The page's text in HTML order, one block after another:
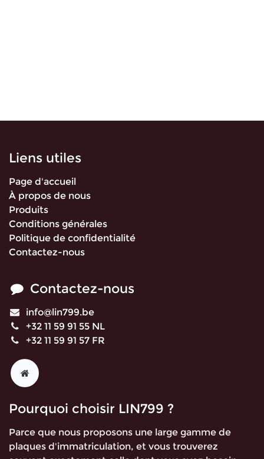
Liens utiles
Page d'accueil
À propos de nous
Produits
Conditions générales
Politique de confidentialité
Contactez-nous
Contactez-nous
info@lin799.be
+32 11 59 91 55 NL
+32 11 59 91 57 FR
Pourquoi choisir LIN799 ?
Parce que nous proposons une large gamme de
plaques d'immatriculation, et vous trouverez